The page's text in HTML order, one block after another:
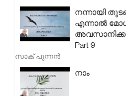
നന്നായി
എന്നാൽ
Part 9
സാക് പുന്നൻ
നാം